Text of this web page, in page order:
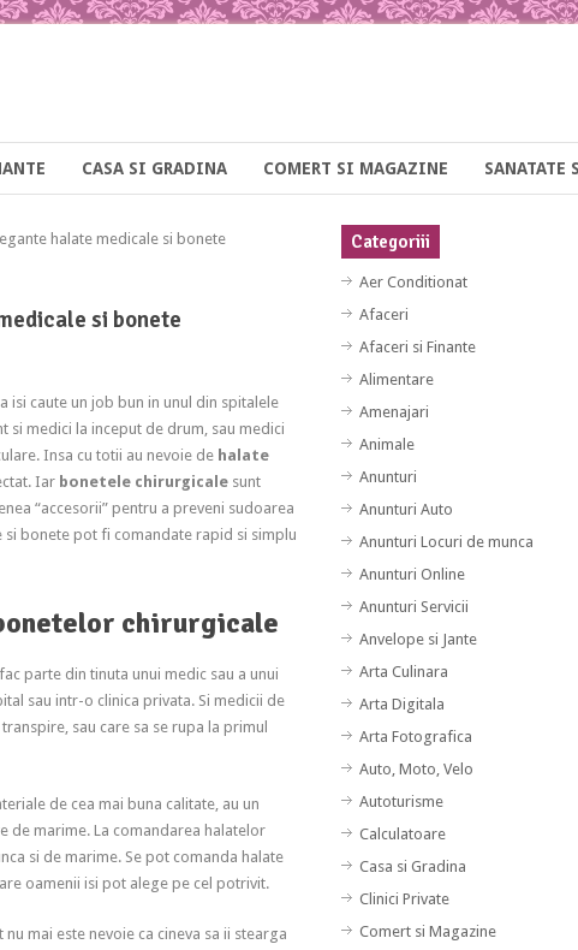
CASA SI GRADINA COMERT SI MAGAZINE
halate medicale si bonete
si bonete
isi caute un job bun in unul din spitalele
si medici la inceput de drum, sau medici
Insa cu totii au nevoie de halate
Iar bonetele chirurgicale sunt
“accesorii” pentru a preveni sudoarea
si bonete pot fi comandate rapid si simplu
chirurgicale
parte din tinuta unui medic sau a unui
sau intr-o clinica privata. Si medicii de
sau care sa se rupa la primul
de cea mai buna calitate, au un
de marime. La comandarea halatelor
si de marime. Se pot comanda halate
oamenii isi pot alege pe cel potrivit.
mai este nevoie ca cineva sa ii stearga
Categoriii
Aer Conditionat
Afaceri
Afaceri si Finante
Alimentare
Amenajari
Animale
Anunturi
Anunturi Auto
Anunturi Locuri de munca
Anunturi Online
Anunturi Servicii
Anvelope si Jante
Arta Culinara
Arta Digitala
Arta Fotografica
Auto, Moto, Velo
Autoturisme
Calculatoare
Casa si Gradina
Clinici Private
Comert si Magazine